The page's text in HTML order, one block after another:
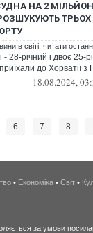
НА 2
ТРЬОХ
в світі: читати
- 28-річний і двоє 25-
до Хорватії з
18.08.2024,
6 7 8
• Економіка • Світ •
за умови